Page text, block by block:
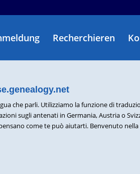
Recherchieren
che parli. Utilizziamo la funzione di
sugli antenati in Germania, Austria o
come te può aiutarti. Benvenuto nella